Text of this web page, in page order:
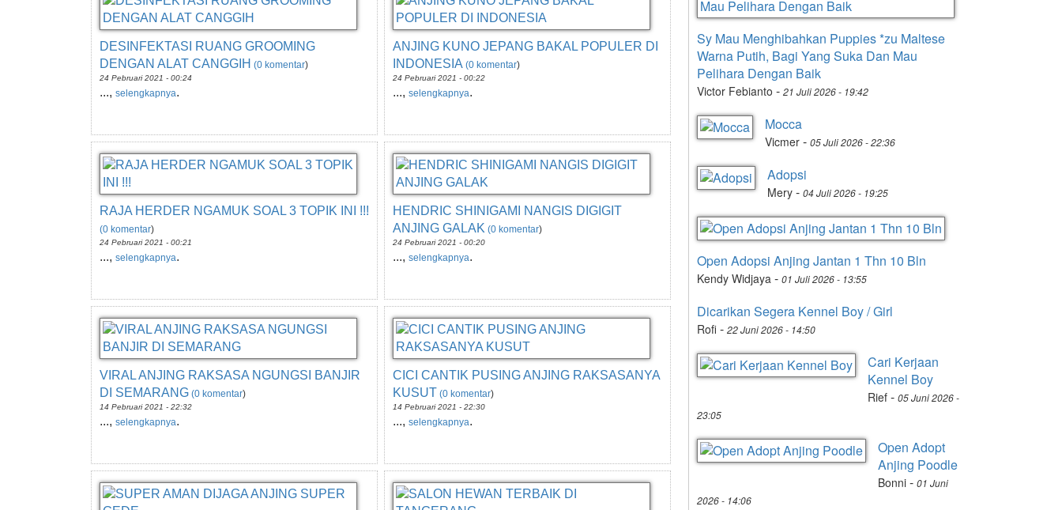
DESINFEKTASI RUANG GROOMING
DENGAN ALAT CANGGIH (0 komentar)
24 Pebruari 2021 - 00:24
..., selengkapnya.
ANJING KUNO JEPANG BAKAL POPULER DI
INDONESIA (0 komentar)
24 Pebruari 2021 - 00:22
..., selengkapnya.
RAJA HERDER NGAMUK SOAL 3 TOPIK INI !!!
(0 komentar)
24 Pebruari 2021 - 00:21
..., selengkapnya.
HENDRIC SHINIGAMI NANGIS DIGIGIT
ANJING GALAK (0 komentar)
24 Pebruari 2021 - 00:20
..., selengkapnya.
VIRAL ANJING RAKSASA NGUNGSI BANJIR
DI SEMARANG (0 komentar)
14 Pebruari 2021 - 22:32
..., selengkapnya.
CICI CANTIK PUSING ANJING RAKSASANYA
KUSUT (0 komentar)
14 Pebruari 2021 - 22:30
..., selengkapnya.
Sy Mau Menghibahkan Puppies *zu Maltese
Warna Putih, Bagi Yang Suka Dan Mau
Pelihara Dengan Baik
Victor Febianto - 21 Juli 2026 - 19:42
Mocca
Vicmer - 05 Juli 2026 - 22:36
Adopsi
Mery - 04 Juli 2026 - 19:25
Open Adopsi Anjing Jantan 1 Thn 10 Bln
Kendy Widjaya - 01 Juli 2026 - 13:55
Dicarikan Segera Kennel Boy / Girl
Rofi - 22 Juni 2026 - 14:50
Cari Kerjaan
Kennel Boy
Rief - 05 Juni 2026 -
23:05
Open Adopt
Anjing Poodle
Bonni - 01 Juni
2026 - 14:06